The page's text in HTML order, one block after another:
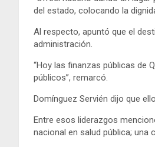
del estado, colocando la
Al respecto, apuntó que el
administración.
“Hoy las finanzas públicas de
públicos”, remarcó.
Domínguez Servién dijo que
Entre esos liderazgos
nacional en salud pública; una